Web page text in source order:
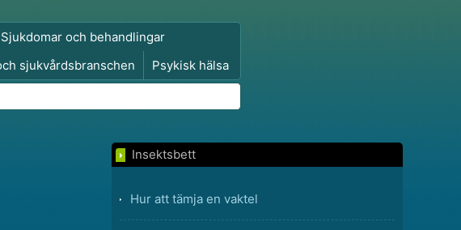
Sjukdomar och behandlingar
sjukvårdsbranschen
Psykisk hälsa
Insektsbett
Hur att tämja en vaktel